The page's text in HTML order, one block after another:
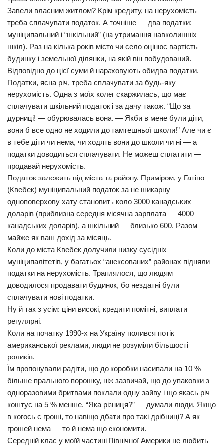
Завели власним житлом? Крім кредиту, на нерухомість
треба сплачувати податок. А точніше — два податки:
муніципальний і “шкільний” (на утримання навколишніх
шкіл). Раз на кілька років місто чи село оцінює вартість
будинку і земельної ділянки, на якій він побудований.
Відповідно до цієї суми й нараховують обидва податки.
Податки, ясна річ, треба сплачувати за будь-яку
нерухомість. Одна з моїх колег скаржилась, що має
сплачувати шкільний податок і за дачу також. “Що за
дурниці! — обурювалась вона. — Якби в мене були діти,
вони б все одно не ходили до тамтешньої школи!” Але чи є
в тебе діти чи нема, чи ходять вони до школи чи ні — а
податки доводиться сплачувати. Не можеш сплатити —
продавай нерухомість.
Податок залежить від міста та району. Приміром, у Гатіно
(Квебек) муніципальний податок за не шикарну
одноповерхову хату становить коло 3000 канадських
доларів (приблизна середня місячна зарплата — 4000
канадських доларів), а шкільний — близько 600. Разом —
майже як ваш дохід за місяць.
Коли до міста Квебек долучили низку сусідніх
муніципалітетів, у багатьох “анексованих” районах підняли
податки на нерухомість. Траплялося, що людям
доводилося продавати будинок, бо нездатні були
сплачувати нові податки.
Ну й так з усім: ціни високі, кредити помітні, виплати
регулярні.
Коли на початку 1990-х на Україну полився потік
американської реклами, люди не розуміли більшості
роликів.
Їм пропонували радіти, що до коробки насипали на 10 %
більше прального порошку, ніж зазвичай, що до упаковки з
одноразовими бритвами поклали одну зайву і що якась річ
коштує на 5 % менше. “Яка різниця?” — думали люди. Якщо
в когось є гроші, то навіщо дбати про такі дрібниці? А як
грошей нема — то й нема що економити.
Середній клас у моїй частині Північної Америки не любить